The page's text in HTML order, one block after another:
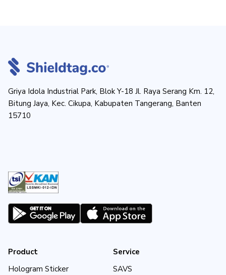
Griya Idola Industrial Park, Blok Y-18 Jl. Raya Serang Km. 12,
Bitung Jaya, Kec. Cikupa, Kabupaten Tangerang, Banten
15710
Product
Hologram Sticker
Service
SAVS